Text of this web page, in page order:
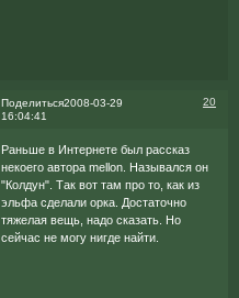
Поделиться 20
2008-03-29
16:04:41
Раньше в Интернете был рассказ
некоего автора mellon. Назывался он
"Колдун". Так вот там про то, как из
эльфа сделали орка. Достаточно
тяжелая вещь, надо сказать. Но
сейчас не могу нигде найти.